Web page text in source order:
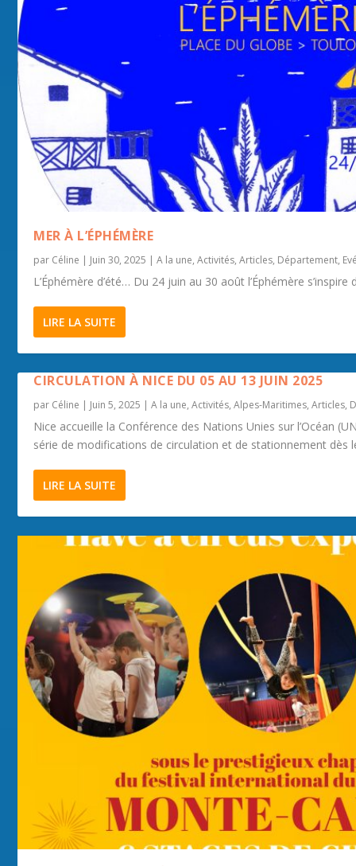
MER À L’ÉPHÉMÈRE
par Céline | Juin 30, 2025 |A la une,Activités,Articles, Département,
L’Éphémère d’été… Du 24 juin au 30 août l’Éphémère s’inspire
LIRE LA SUITE
CIRCULATION À NICE DU 05 AU 13 JUIN 2025
par Céline | Juin 5, 2025 |A la une,Activités,Alpes-Maritimes,Articles,
Nice accueille la Conférence des Nations Unies sur l’Océan
série de modifications de circulation et de stationnement dès
LIRE LA SUITE